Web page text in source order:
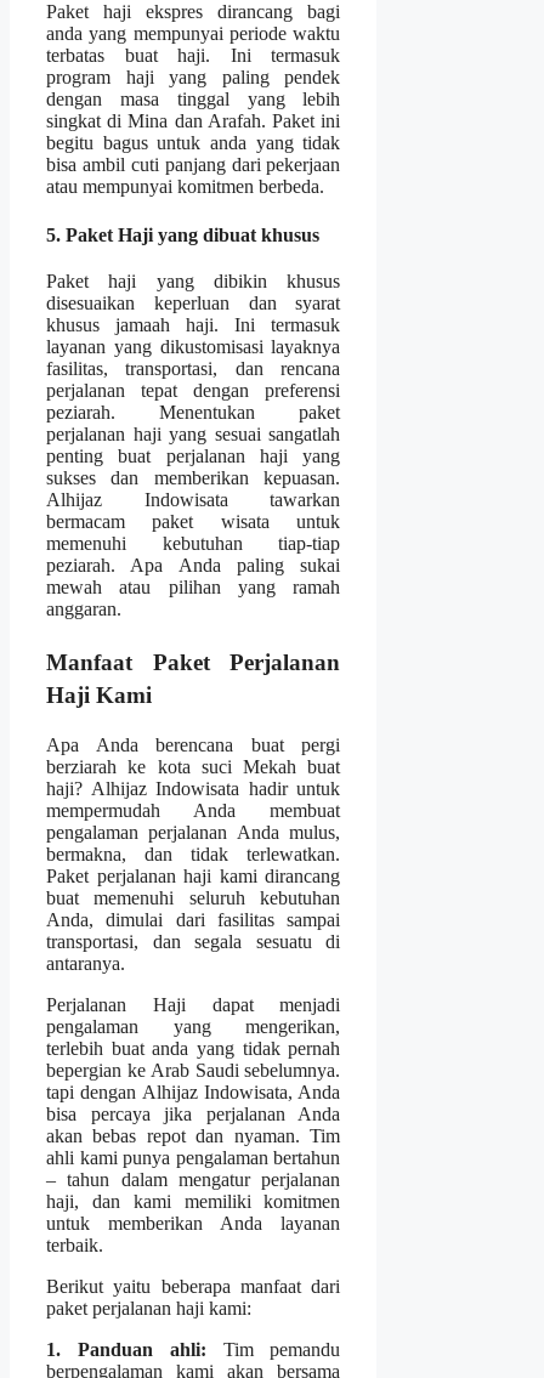
Paket haji ekspres dirancang bagi
anda yang mempunyai periode waktu
terbatas buat haji. Ini termasuk
program haji yang paling pendek
dengan masa tinggal yang lebih
singkat di Mina dan Arafah. Paket ini
begitu bagus untuk anda yang tidak
bisa ambil cuti panjang dari pekerjaan
atau mempunyai komitmen berbeda.
5. Paket Haji yang dibuat khusus
Paket haji yang dibikin khusus
disesuaikan keperluan dan syarat
khusus jamaah haji. Ini termasuk
layanan yang dikustomisasi layaknya
fasilitas, transportasi, dan rencana
perjalanan tepat dengan preferensi
peziarah. Menentukan paket
perjalanan haji yang sesuai sangatlah
penting buat perjalanan haji yang
sukses dan memberikan kepuasan.
Alhijaz Indowisata tawarkan
bermacam paket wisata untuk
memenuhi kebutuhan tiap-tiap
peziarah. Apa Anda paling sukai
mewah atau pilihan yang ramah
anggaran.
Manfaat Paket Perjalanan
Haji Kami
Apa Anda berencana buat pergi
berziarah ke kota suci Mekah buat
haji? Alhijaz Indowisata hadir untuk
mempermudah Anda membuat
pengalaman perjalanan Anda mulus,
bermakna, dan tidak terlewatkan.
Paket perjalanan haji kami dirancang
buat memenuhi seluruh kebutuhan
Anda, dimulai dari fasilitas sampai
transportasi, dan segala sesuatu di
antaranya.
Perjalanan Haji dapat menjadi
pengalaman yang mengerikan,
terlebih buat anda yang tidak pernah
bepergian ke Arab Saudi sebelumnya.
tapi dengan Alhijaz Indowisata, Anda
bisa percaya jika perjalanan Anda
akan bebas repot dan nyaman. Tim
ahli kami punya pengalaman bertahun
– tahun dalam mengatur perjalanan
haji, dan kami memiliki komitmen
untuk memberikan Anda layanan
terbaik.
Berikut yaitu beberapa manfaat dari
paket perjalanan haji kami:
1. Panduan ahli: Tim pemandu
berpengalaman kami akan bersama